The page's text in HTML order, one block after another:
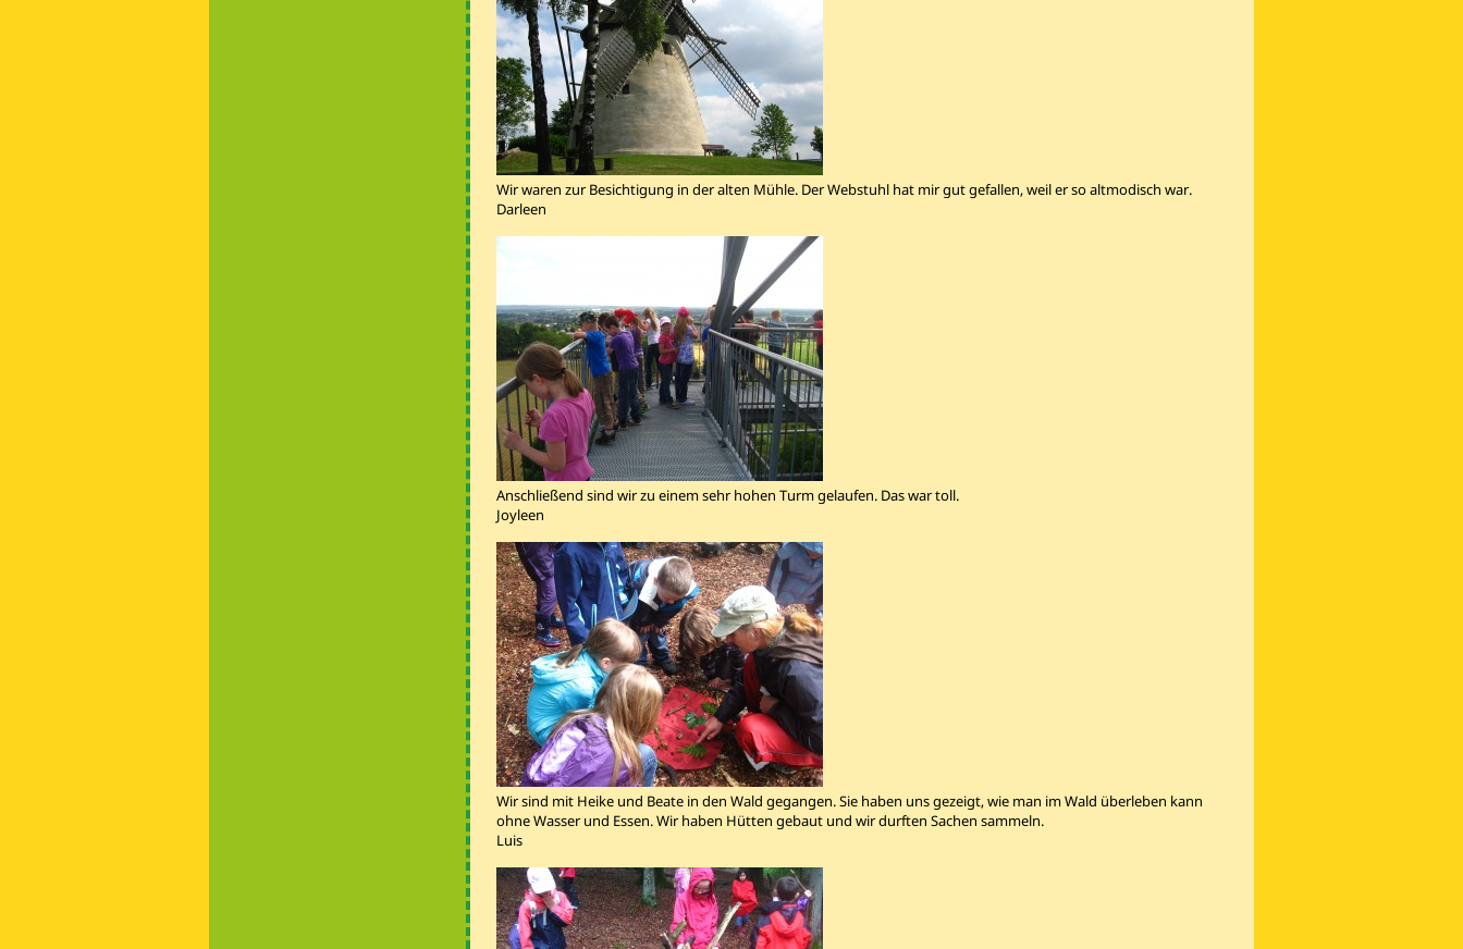
Wir waren zur Besichtigung in der alten Mühle. Der Webstuhl hat mir gut gefallen, weil er so altmodisch war.
Darleen
Anschließend sind wir zu einem sehr hohen Turm gelaufen. Das war toll.
Joyleen
Wir sind mit Heike und Beate in den Wald gegangen. Sie haben uns gezeigt, wie man im Wald überleben kann
ohne Wasser und Essen. Wir haben Hütten gebaut und wir durften Sachen sammeln.
Luis